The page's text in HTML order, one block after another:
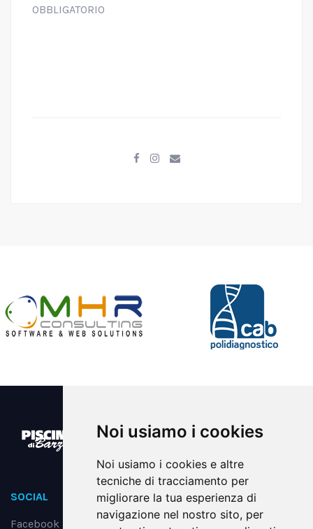
Noi usiamo i cookies
Noi usiamo i cookies e altre
tecniche di tracciamento per
migliorare la tua esperienza di
navigazione nel nostro sito, per
OBBLIGATORIO
SOCIAL
Facebook